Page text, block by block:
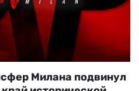
Милана подвинул